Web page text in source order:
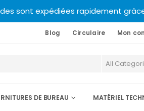
sont expédiées rapidement
Blog Circulaire Mon
DE BUREAU MATÉRIEL